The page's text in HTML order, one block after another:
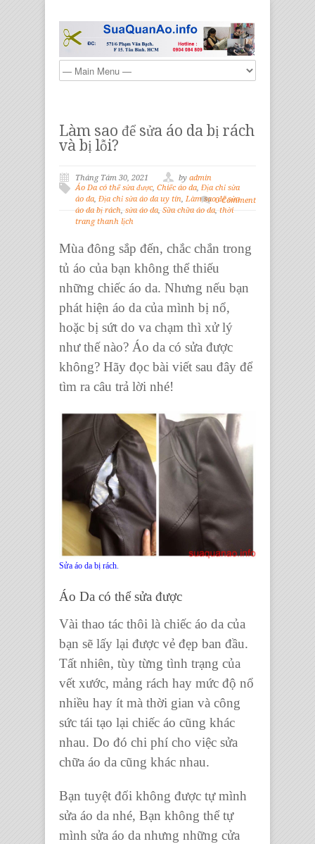
Làm sao để sửa áo da bị rách
và bị lỗi?
Tháng Tám 30, 2021 by admin
Áo Da có thể sửa được, Chiếc áo da, Địa chỉ sửa
áo da, Địa chỉ sửa áo da uy tín, Làm sao để sửa
áo da bị rách, sửa áo da, Sữa chữa áo da, thời
trang thanh lịch
0 Comment
Mùa đông sắp đến, chắc chắn trong
tủ áo của bạn không thể thiếu
những chiếc áo da. Nhưng nếu bạn
phát hiện áo da của mình bị nổ,
hoặc bị sứt do va chạm thì xử lý
như thế nào? Áo da có sửa được
không? Hãy đọc bài viết sau đây để
tìm ra câu trả lời nhé!
Sửa áo da bị rách.
Áo Da có thể sửa được
Vài thao tác thôi là chiếc áo da của
bạn sẽ lấy lại được vẻ đẹp ban đầu.
Tất nhiên, tùy từng tình trạng của
vết xước, mảng rách hay mức độ nổ
nhiều hay ít mà thời gian và công
sức tái tạo lại chiếc áo cũng khác
nhau. Do đó chi phí cho việc sửa
chữa áo da cũng khác nhau.
Bạn tuyệt đối không được tự mình
sửa áo da nhé, Bạn không thể tự
mình sửa áo da nhưng những cửa